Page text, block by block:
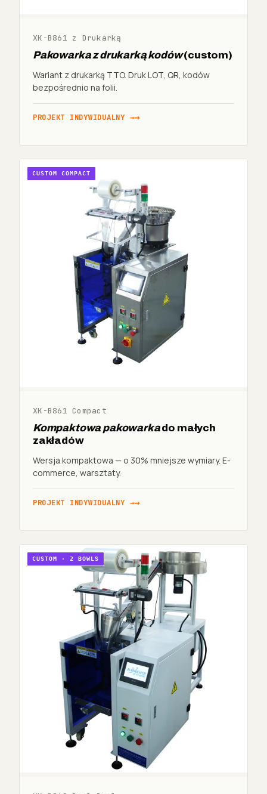
XK-B861 z Drukarką
Pakowarka z drukarką kodów(custom)
Wariant z drukarką TTO. Druk LOT, QR, kodów
bezpośrednio na folii.
PROJEKT INDYWIDUALNY →
CUSTOM COMPACT
XK-B861 Compact
Kompaktowa pakowarkado małych
zakładów
Wersja kompaktowa — o 30% mniejsze wymiary. E-
commerce, warsztaty.
PROJEKT INDYWIDUALNY →
CUSTOM · 2 BOWLS